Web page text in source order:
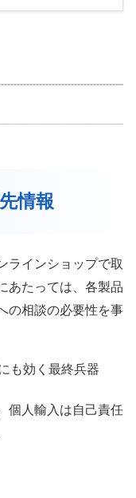
情報
ラインショップで取
あたっては、各製品
の相談の必要性を事
も効く最終兵器
個人輸入は自己責任